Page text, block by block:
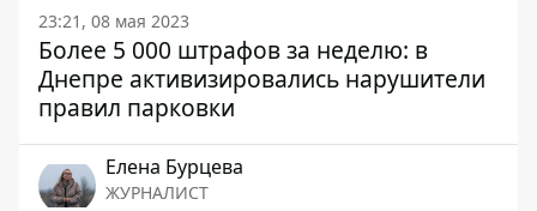
23:21, 08 мая 2023
Более 5 000 штрафов за неделю: в
Днепре активизировались нарушители
правил парковки
Елена Бурцева
ЖУРНАЛИСТ